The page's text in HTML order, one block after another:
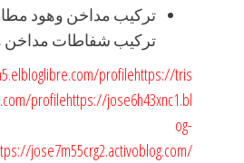
تركيب مداخن وهود
تركيب شفاطات مداخن
profilehttps://tris
profilehttps://jose6h43xnc1.bl
og-
jose7m55crg2.activoblog.com/